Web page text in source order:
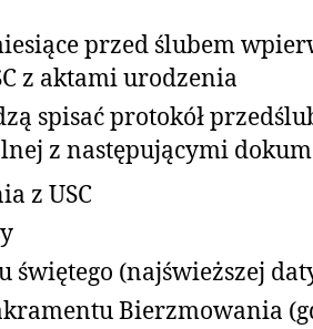
przed ślubem
z aktami urodzenia
spisać protokół
z następującymi
z USC
świętego (najświeższej
Bierzmowania